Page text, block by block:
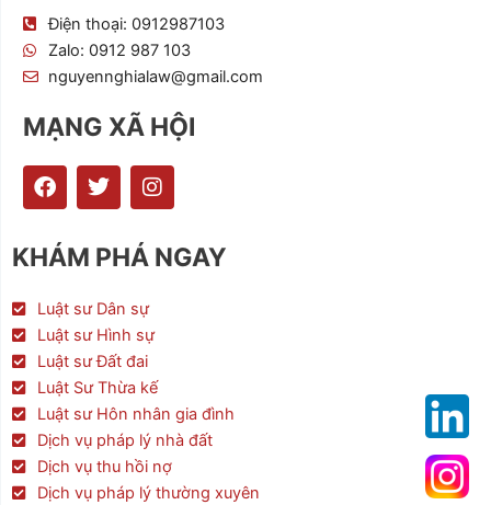
Điện thoại: 0912987103
Zalo: 0912 987 103
nguyennghialaw@gmail.com
MẠNG XÃ HỘI
F
a
e
b
o
k
T
w
t
t
r
I
n
t
a
a
KHÁM PHÁ NGAY
Luật sư Dân sự
Luật sư Hình sự
Luật sư Đất đai
Luật Sư Thừa kế
Luật sư Hôn nhân gia đình
Dịch vụ pháp lý nhà đất
Dịch vụ thu hồi nợ
Dịch vụ pháp lý thường xuyên